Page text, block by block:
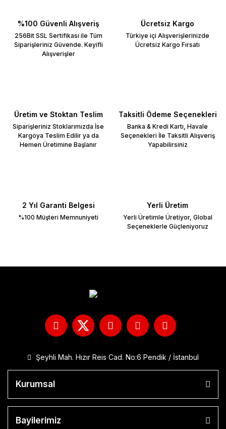
%100 Güvenli Alışveriş
256Bit SSL Sertifikası ile Tüm
Siparişleriniz Güvende. Keyifli
Alışverişler
Ücretsiz Kargo
Türkiye içi Alışverişlerinizde
Ücretsiz Kargo Fırsatı
Üretim ve Stoktan Teslim
Siparişleriniz Stoklarımızda İse
Kargoya Teslim Edilir ya da
Hemen Üretimine Başlanır
Taksitli Ödeme Seçenekleri
Banka & Kredi Kartı, Havale
Seçenekleri İle Taksitli Alışveriş
Yapabilirsiniz
2 Yıl Garanti Belgesi
%100 Müşteri Memnuniyeti
Yerli Üretim
Yerli Üretimle Üretiyor, Global
Seçeneklerle Güçleniyoruz
Şeyhli Mah. Hızır Reis Cad. No:6 Pendik / İstanbul
Kurumsal
Bayilerimiz